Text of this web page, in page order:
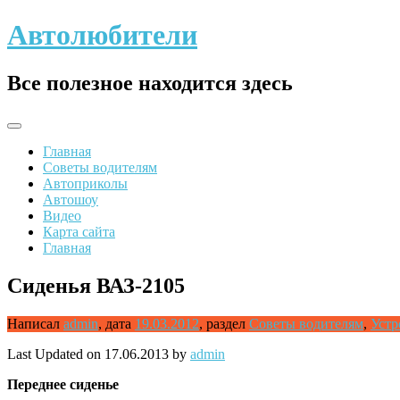
Skip
to
Автолюбители
Все полезное находится здесь
Главная
Советы водителям
Автоприколы
Автошоу
Видео
Карта сайта
Главная
Сиденья ВАЗ-2105
Написал admin, дата 19.03.2012, раздел Советы водителям,
Last Updated on 17.06.2013 by admin
Переднее сиденье